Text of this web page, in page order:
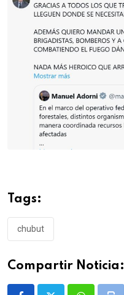
Tags:
chubut
Compartir Noticia: